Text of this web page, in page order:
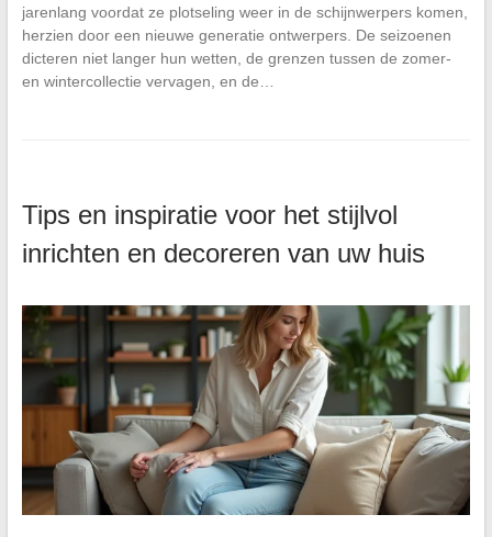
jarenlang voordat ze plotseling weer in de schijnwerpers komen,
herzien door een nieuwe generatie ontwerpers. De seizoenen
dicteren niet langer hun wetten, de grenzen tussen de zomer-
en wintercollectie vervagen, en de…
Tips en inspiratie voor het stijlvol
inrichten en decoreren van uw huis